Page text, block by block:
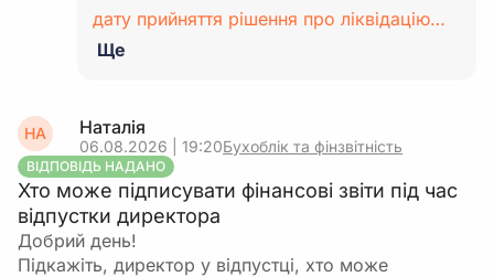
дату прийняття рішення про ліквідацію…
Ще
НА Наталія
06.08.2026 | 19:20Бухоблік та фінзвітність
ВІДПОВІДЬ НАДАНО
Хто може підписувати фінансові звіти під час
відпустки директора
Добрий день!
Підкажіть, директор у відпустці, хто може